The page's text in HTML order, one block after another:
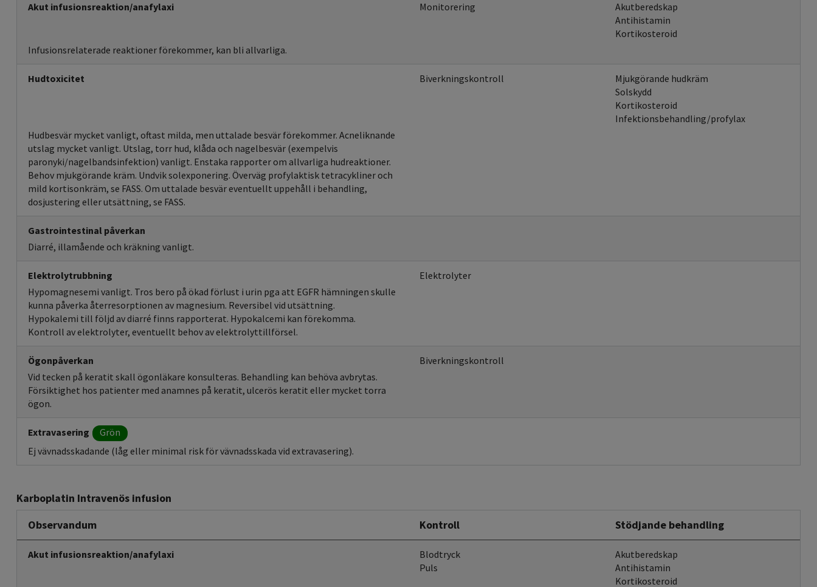
Akut infusionsreaktion/anafylaxi Monitorering
Akutberedskap
Antihistamin
Kortikosteroid
Infusionsrelaterade reaktioner förekommer, kan bli allvarliga.
Hudtoxicitet Biverkningskontroll
Mjukgörande hudkräm
Solskydd
Kortikosteroid
Infektionsbehandling/profylax
Hudbesvär mycket vanligt, oftast milda, men uttalade besvär förekommer. Acneliknande
utslag mycket vanligt. Utslag, torr hud, klåda och nagelbesvär (exempelvis
paronyki/nagelbandsinfektion) vanligt. Enstaka rapporter om allvarliga hudreaktioner.
Behov mjukgörande kräm. Undvik solexponering. Överväg profylaktisk tetracykliner och
mild kortisonkräm, se FASS. Om uttalade besvär eventuellt uppehåll i behandling,
dosjustering eller utsättning, se FASS.
Gastrointestinal påverkan
Diarré, illamående och kräkning vanligt.
Elektrolytrubbning
Elektrolyter
Hypomagnesemi vanligt. Tros bero på ökad förlust i urin pga att EGFR hämningen skulle
kunna påverka återresorptionen av magnesium. Reversibel vid utsättning.
Hypokalemi till följd av diarré finns rapporterat. Hypokalcemi kan förekomma.
Kontroll av elektrolyter, eventuellt behov av elektrolyttillförsel.
Ögonpåverkan
Biverkningskontroll
Vid tecken på keratit skall ögonläkare konsulteras. Behandling kan behöva avbrytas.
Försiktighet hos patienter med anamnes på keratit, ulcerös keratit eller mycket torra
ögon.
Extravasering
Grön
Ej vävnadsskadande (låg eller minimal risk för vävnadsskada vid extravasering).
Karboplatin Intravenös infusion
Observandum
Kontroll Stödjande behandling
Akut infusionsreaktion/anafylaxi Blodtryck
Akutberedskap
Puls
Antihistamin
Kortikosteroid